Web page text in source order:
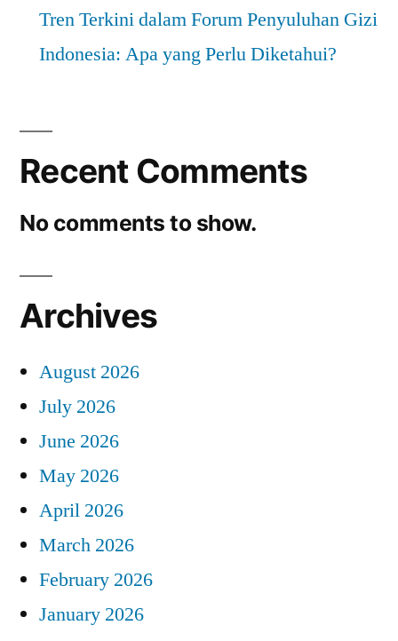
Tren Terkini dalam Forum Penyuluhan Gizi
Indonesia: Apa yang Perlu Diketahui?
Recent Comments
No comments to show.
Archives
August 2026
July 2026
June 2026
May 2026
April 2026
March 2026
February 2026
January 2026